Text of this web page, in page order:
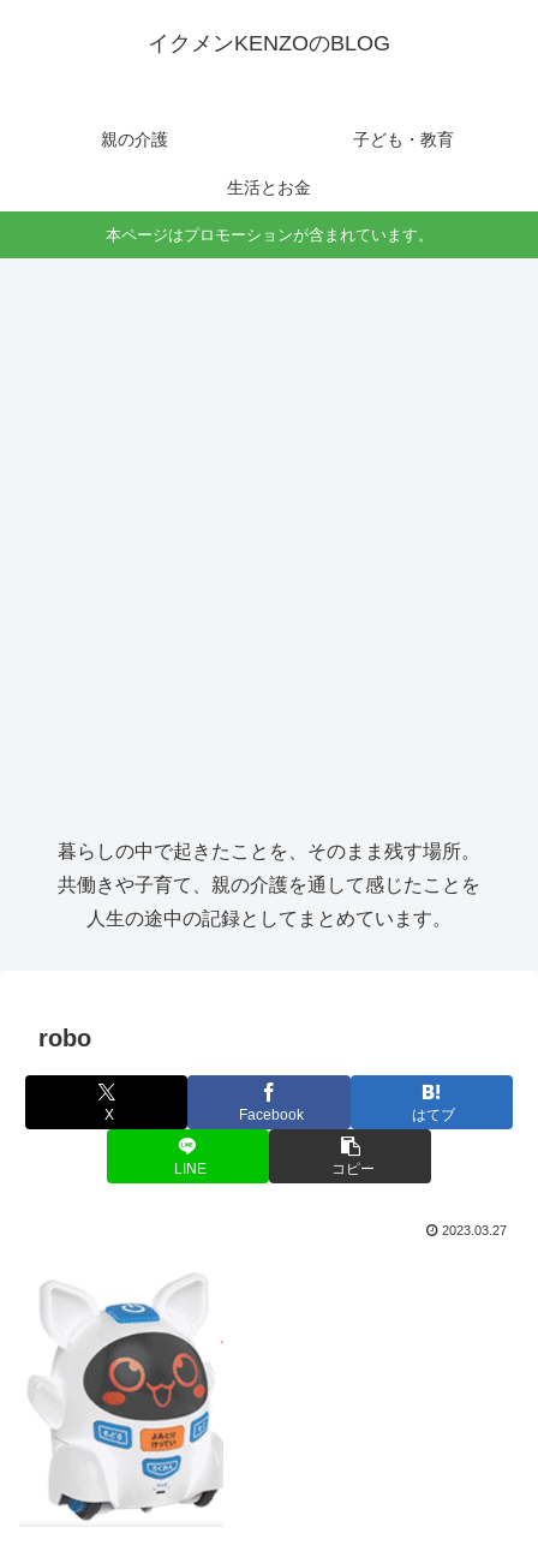
イクメンKENZOのBLOG
親の介護 子ども・教育
生活とお金
本ページはプロモーションが含まれています。
暮らしの中で起きたことを、そのまま残す場所。
共働きや子育て、親の介護を通して感じたことを
人生の途中の記録としてまとめています。
robo
X Facebook はてブ
LINE コピー
2023.03.27